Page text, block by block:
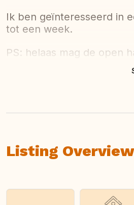
Ik ben geïnteresseerd in
tot een week.
PS: helaas mag de open
Listing Overview